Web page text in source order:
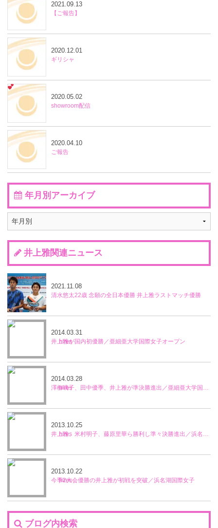
【ご報告】
2021.09.13
ギリシャ
2020.12.01
showroom配信
2020.05.02
ご報告
2020.04.10
年月別アーカイブ
井上雅関連ニュース
清水悠太22歳 念願の全日本優勝 井上雅ラストマッチ優勝
2021.11.08
井上雅が国内初優勝／亜細亜大学国際女子オープン
2014.03.31
澤柳璃子、田中優季、井上雅が準決勝進出／亜細亜大学国際女子オープン
2014.03.28
井上雅、米村明子、藤原里華ら勝利し準々決勝進出／浜名湖国際女子
2013.10.25
今季2大会優勝の井上雅が初戦を突破／浜名湖国際女子
2013.10.22
ブログ内検索